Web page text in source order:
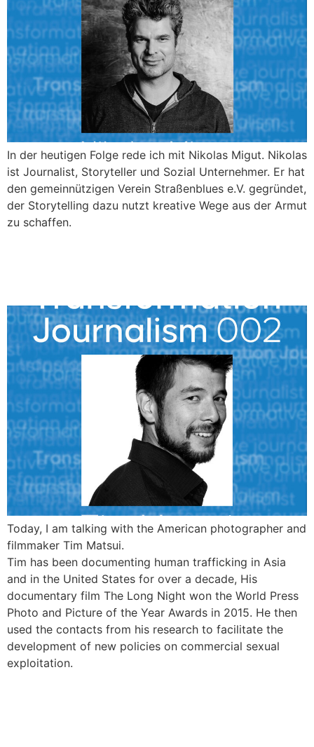
In der heutigen Folge rede ich mit Nikolas Migut. Nikolas
ist Journalist, Storyteller und Sozial Unternehmer. Er hat
den gemeinnützigen Verein Straßenblues e.V. gegründet,
der Storytelling dazu nutzt kreative Wege aus der Armut
zu schaffen.
Today, I am talking with the American photographer and
filmmaker Tim Matsui.
Tim has been documenting human trafficking in Asia
and in the United States for over a decade, His
documentary film The Long Night won the World Press
Photo and Picture of the Year Awards in 2015. He then
used the contacts from his research to facilitate the
development of new policies on commercial sexual
exploitation.